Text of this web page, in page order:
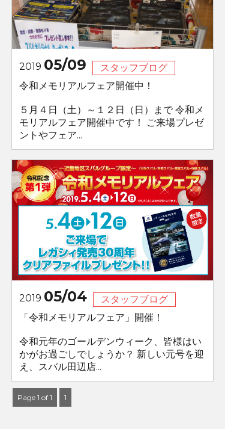
2019 05/09
スタッフブログ
令和メモリアルフェア開催中！
５月４日（土）～１２日（日）まで 令和メ
モリアルフェア開催中です！ ご来場プレゼ
ントやフェア...
2019 05/04
スタッフブログ
「令和メモリアルフェア」開催！
令和元年のゴールデンウィーク、皆様はい
かがお過ごしでしょうか？ 新しい元号を迎
え、スバル田辺店...
Page 1 of 1 1